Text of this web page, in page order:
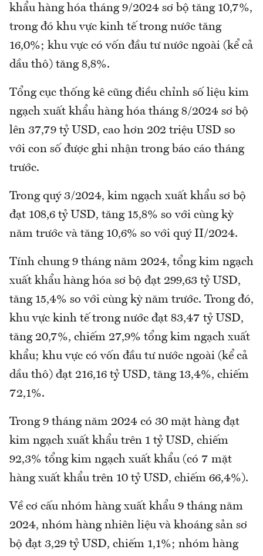
khẩu hàng hóa tháng 9/2024 sơ bộ tăng 10,7%,
trong đó khu vực kinh tế trong nước tăng
16,0%; khu vực có vốn đầu tư nước ngoài (kể cả
dầu thô) tăng 8,8%.
Tổng cục thống kê cũng điều chỉnh số liệu kim
ngạch xuất khẩu hàng hóa tháng 8/2024 sơ bộ
lên 37,79 tỷ USD, cao hơn 202 triệu USD so
với con số được ghi nhận trong báo cáo tháng
trước.
Trong quý 3/2024, kim ngạch xuất khẩu sơ bộ
đạt 108,6 tỷ USD, tăng 15,8% so với cùng kỳ
năm trước và tăng 10,6% so với quý II/2024.
Tính chung 9 tháng năm 2024, tổng kim ngạch
xuất khẩu hàng hóa sơ bộ đạt 299,63 tỷ USD,
tăng 15,4% so với cùng kỳ năm trước. Trong đó,
khu vực kinh tế trong nước đạt 83,47 tỷ USD,
tăng 20,7%, chiếm 27,9% tổng kim ngạch xuất
khẩu; khu vực có vốn đầu tư nước ngoài (kể cả
dầu thô) đạt 216,16 tỷ USD, tăng 13,4%, chiếm
72,1%.
Trong 9 tháng năm 2024 có 30 mặt hàng đạt
kim ngạch xuất khẩu trên 1 tỷ USD, chiếm
92,3% tổng kim ngạch xuất khẩu (có 7 mặt
hàng xuất khẩu trên 10 tỷ USD, chiếm 66,4%).
Về cơ cấu nhóm hàng xuất khẩu 9 tháng năm
2024, nhóm hàng nhiên liệu và khoáng sản sơ
bộ đạt 3,29 tỷ USD, chiếm 1,1%; nhóm hàng